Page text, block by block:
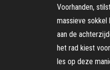
Voorhanden,
massieve sokkel
aan de
het rad kiest
les op deze